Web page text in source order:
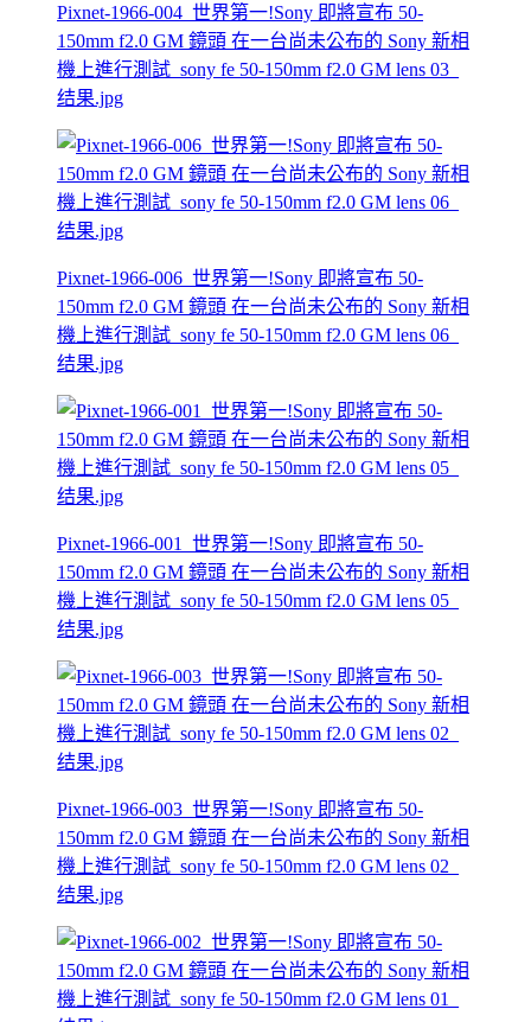
Pixnet-1966-004_世界第一!Sony 即將宣布 50-
150mm f2.0 GM 鏡頭 在一台尚未公布的 Sony 新相
機上進行測試_sony fe 50-150mm f2.0 GM lens 03_
结果.jpg
Pixnet-1966-006_世界第一!Sony 即將宣布 50-
150mm f2.0 GM 鏡頭 在一台尚未公布的 Sony 新相
機上進行測試_sony fe 50-150mm f2.0 GM lens 06_
结果.jpg
Pixnet-1966-001_世界第一!Sony 即將宣布 50-
150mm f2.0 GM 鏡頭 在一台尚未公布的 Sony 新相
機上進行測試_sony fe 50-150mm f2.0 GM lens 05_
结果.jpg
Pixnet-1966-003_世界第一!Sony 即將宣布 50-
150mm f2.0 GM 鏡頭 在一台尚未公布的 Sony 新相
機上進行測試_sony fe 50-150mm f2.0 GM lens 02_
结果.jpg